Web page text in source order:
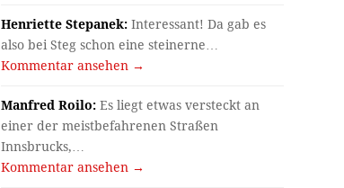
Henriette Stepanek: Interessant! Da gab es
also bei Steg schon eine steinerne…
Kommentar ansehen →
Manfred Roilo: Es liegt etwas versteckt an
einer der meistbefahrenen Straßen
Innsbrucks,…
Kommentar ansehen →